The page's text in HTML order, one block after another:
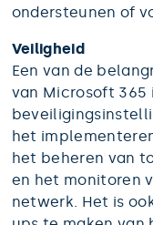
ondersteunen of
Veiligheid
Een van de
van Microsoft 365
het
het beheren van
en het monitoren
netwerk. Het is